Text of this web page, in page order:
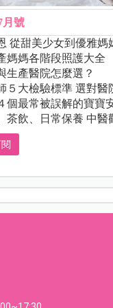
月號
從甜美少女到優雅媽
媽媽各階段照護大全
生產醫院怎麼選？
５大檢驗標準 選對醫
個最常被誤解的寶寶
茶飲、日常保養 中醫